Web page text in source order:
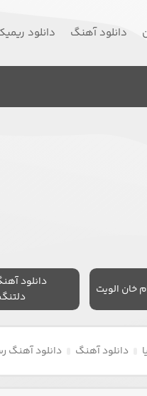
دانلود آهنگ دانلود
خان الویت
دانلود
دانلود آهنگ دانلود آهنگ